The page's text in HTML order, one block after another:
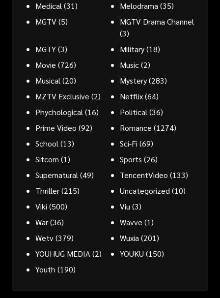
Medical(31) Melodrama(35)
MGTV(5)
MGTV Drama Channel
(3)
MGTY(3) Military(18)
Movie (726) Music(2)
Musical(20) Mystery(283)
MZTV Exclusive (2) Netflix(64)
Phychological(16) Political(36)
Prime Video (92) Romance (1274)
School(13) Sci-Fi (69)
Sitcom (1) Sports (26)
Supernatural(49) TencentVideo (133)
Thriller(215) Uncategorized(10)
Viki (500) Viu(3)
War(36) Wavve (1)
Wetv(379) Wuxia(201)
YOUHUG MEDIA(2) YOUKU (150)
Youth (190)